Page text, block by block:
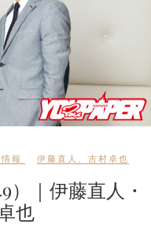
報 伊藤直人 、吉村卓也
）｜伊藤直人・
也